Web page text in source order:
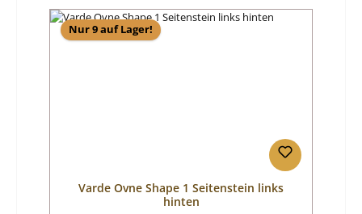
Nur 9 auf Lager!
Varde Ovne Shape 1 Seitenstein links
hinten